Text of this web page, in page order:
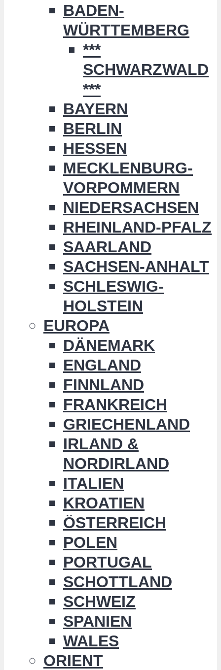
BADEN-
WÜRTTEMBERG
***
SCHWARZWALD
***
BAYERN
BERLIN
HESSEN
MECKLENBURG-
VORPOMMERN
NIEDERSACHSEN
RHEINLAND-PFALZ
SAARLAND
SACHSEN-ANHALT
SCHLESWIG-
HOLSTEIN
EUROPA
DÄNEMARK
ENGLAND
FINNLAND
FRANKREICH
GRIECHENLAND
IRLAND &
NORDIRLAND
ITALIEN
KROATIEN
ÖSTERREICH
POLEN
PORTUGAL
SCHOTTLAND
SCHWEIZ
SPANIEN
WALES
ORIENT